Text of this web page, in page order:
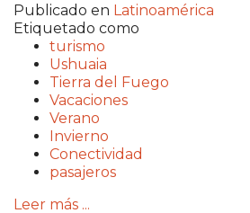
Publicado en Latinoamérica
Etiquetado como
turismo
Ushuaia
Tierra del Fuego
Vacaciones
Verano
Invierno
Conectividad
pasajeros
Leer más ...